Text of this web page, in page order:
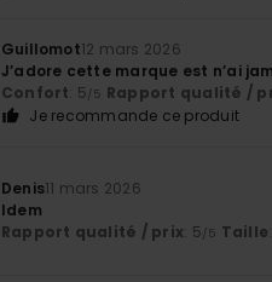
Guillomot12 mars 2026
J’adore cette marque est n’ai
Confort: 5/5 Rapport qualité /
Je recommande ce produit
Denis11 mars 2026
Idem
Rapport qualité / prix: 5/5 Taille